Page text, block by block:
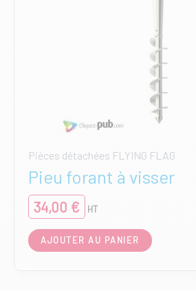
Pièces détachées FLYING FLAG
Pieu forant à visser
34,00 € HT
AJOUTER AU PANIER